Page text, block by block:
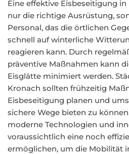
Eine effektive Eisbeseitigung
nur die richtige Ausrüstung,
Personal, das die örtlichen
schnell auf winterliche
reagieren kann. Durch
präventive Maßnahmen kann
Eisglätte minimiert werden.
Kronach sollten frühzeitig
Eisbeseitigung planen und
sichere Wege bieten zu
moderne Technologien und
voraussichtlich eine noch
ermöglichen, um die Mobilität